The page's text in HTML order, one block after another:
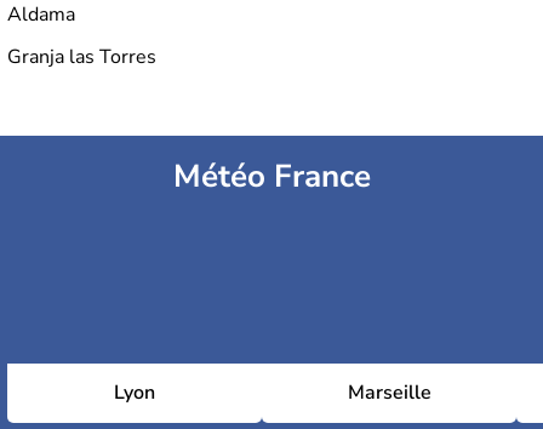
Aldama
Granja las Torres
Météo France
Lyon Marseille